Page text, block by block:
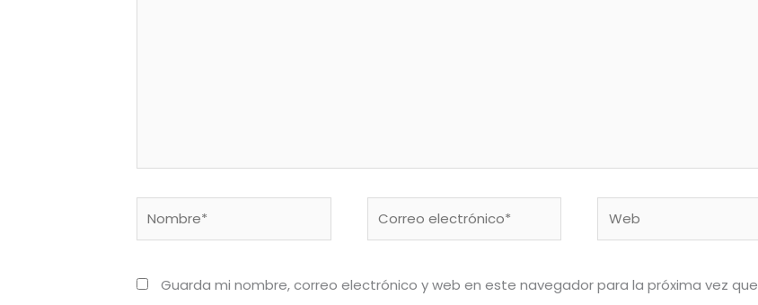
Nombre*
Guarda mi nombre, correo electrónico y web en este navegador para la próxima vez que